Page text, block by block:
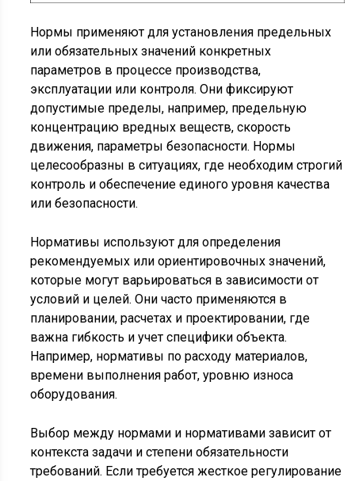
Нормы применяют для установления предельных
или обязательных значений конкретных
параметров в процессе производства,
эксплуатации или контроля. Они фиксируют
допустимые пределы, например, предельную
концентрацию вредных веществ, скорость
движения, параметры безопасности. Нормы
целесообразны в ситуациях, где необходим строгий
контроль и обеспечение единого уровня качества
или безопасности.
Нормативы используют для определения
рекомендуемых или ориентировочных значений,
которые могут варьироваться в зависимости от
условий и целей. Они часто применяются в
планировании, расчетах и проектировании, где
важна гибкость и учет специфики объекта.
Например, нормативы по расходу материалов,
времени выполнения работ, уровню износа
оборудования.
Выбор между нормами и нормативами зависит от
контекста задачи и степени обязательности
требований. Если требуется жесткое регулирование